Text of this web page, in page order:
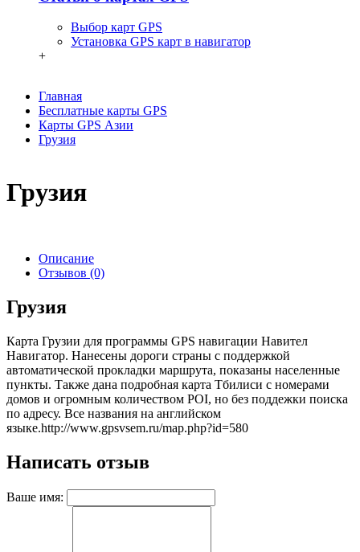
Выбор карт GPS
Установка GPS карт в навигатор
+
Главная
Бесплатные карты GPS
Карты GPS Азии
Грузия
Грузия
Описание
Отзывов (0)
Грузия
Карта Грузии для программы GPS навигации Навител
Навигатор. Нанесены дороги страны с поддержкой
автоматической прокладки маршрута, показаны населенные
пункты. Также дана подробная карта Тбилиси с номерами
домов и огромным количеством POI, но без поддежки поиска
по адресу. Все названия на английском
языке.http://www.gpsvsem.ru/map.php?id=580
Написать отзыв
Ваше имя: